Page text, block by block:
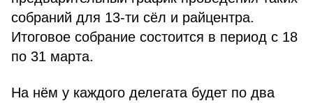
собраний для 13-ти сёл и райцентра.
Итоговое собрание состоится в период с 18
по 31 марта.
На нём у каждого делегата будет по два